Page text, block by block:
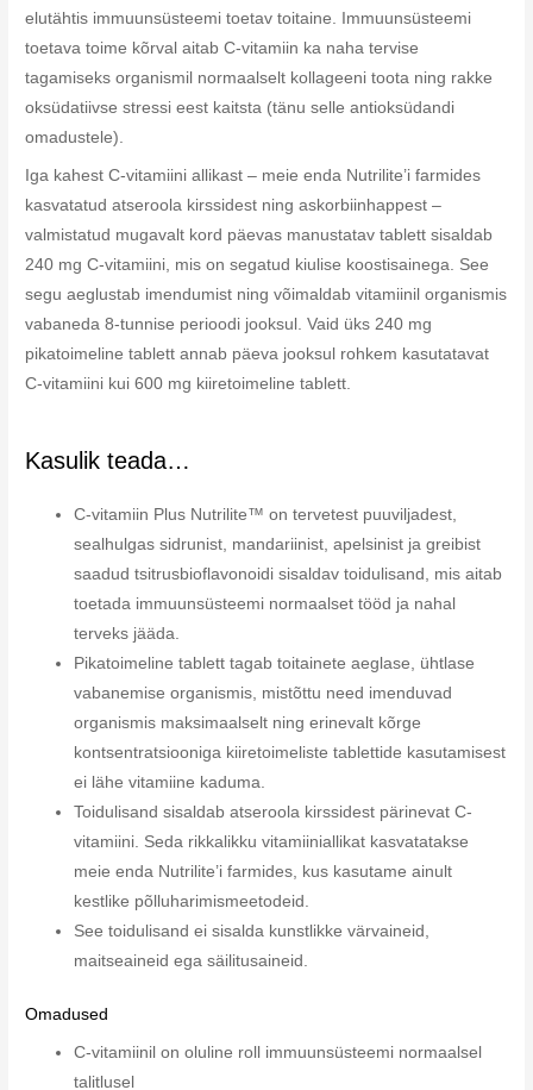
elutähtis immuunsüsteemi toetav toitaine. Immuunsüsteemi
toetava toime kõrval aitab C-vitamiin ka naha tervise
tagamiseks organismil normaalselt kollageeni toota ning rakke
oksüdatiivse stressi eest kaitsta (tänu selle antioksüdandi
omadustele).
Iga kahest C-vitamiini allikast – meie enda Nutrilite’i farmides
kasvatatud atseroola kirssidest ning askorbiinhappest –
valmistatud mugavalt kord päevas manustatav tablett sisaldab
240 mg C-vitamiini, mis on segatud kiulise koostisainega. See
segu aeglustab imendumist ning võimaldab vitamiinil organismis
vabaneda 8-tunnise perioodi jooksul. Vaid üks 240 mg
pikatoimeline tablett annab päeva jooksul rohkem kasutatavat
C-vitamiini kui 600 mg kiiretoimeline tablett.
Kasulik teada…
C-vitamiin Plus Nutrilite™ on tervetest puuviljadest,
sealhulgas sidrunist, mandariinist, apelsinist ja greibist
saadud tsitrusbioflavonoidi sisaldav toidulisand, mis aitab
toetada immuunsüsteemi normaalset tööd ja nahal
terveks jääda.
Pikatoimeline tablett tagab toitainete aeglase, ühtlase
vabanemise organismis, mistõttu need imenduvad
organismis maksimaalselt ning erinevalt kõrge
kontsentratsiooniga kiiretoimeliste tablettide kasutamisest
ei lähe vitamiine kaduma.
Toidulisand sisaldab atseroola kirssidest pärinevat C-
vitamiini. Seda rikkalikku vitamiiniallikat kasvatatakse
meie enda Nutrilite’i farmides, kus kasutame ainult
kestlike põlluharimismeetodeid.
See toidulisand ei sisalda kunstlikke värvaineid,
maitseaineid ega säilitusaineid.
Omadused
C-vitamiinil on oluline roll immuunsüsteemi normaalsel
talitlusel